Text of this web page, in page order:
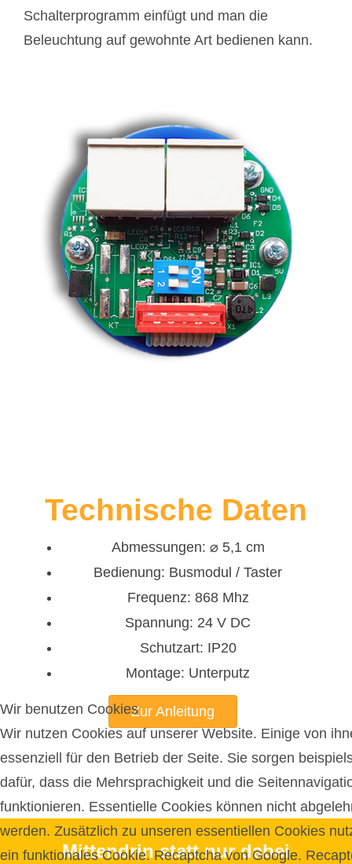
Schalterprogramm einfügt und man die
Beleuchtung auf gewohnte Art bedienen kann.
Technische Daten
Abmessungen: ⌀ 5,1 cm
Bedienung: Busmodul / Taster
Frequenz: 868 Mhz
Spannung: 24 V DC
Schutzart: IP20
Montage: Unterputz
Zur Anleitung
Mittendrin statt nur dabei
Wir benutzen Cookies
Wir nutzen Cookies auf unserer Website. Einige von
essenziell für den Betrieb der Seite. Sie sorgen
dafür, dass die Mehrsprachigkeit und die
funktionieren. Essentielle Cookies können nicht
werden. Zusätzlich zu unseren essentiellen Cookies
ein funktionales Cookie. Recaptcha von Google.